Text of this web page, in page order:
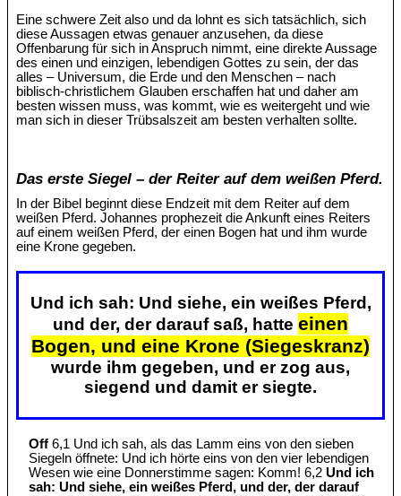
Eine schwere Zeit also und da lohnt es sich tatsächlich, sich
diese Aussagen etwas genauer anzusehen, da diese
Offenbarung für sich in Anspruch nimmt, eine direkte Aussage
des einen und einzigen, lebendigen Gottes zu sein, der das
alles – Universum, die Erde und den Menschen – nach
biblisch-christlichem Glauben erschaffen hat und daher am
besten wissen muss, was kommt, wie es weitergeht und wie
man sich in dieser Trübsalszeit am besten verhalten sollte.
Das erste Siegel – der Reiter auf dem weißen Pferd.
In der Bibel beginnt diese Endzeit mit dem Reiter auf dem
weißen Pferd. Johannes prophezeit die Ankunft eines Reiters
auf einem weißen Pferd, der einen Bogen hat und ihm wurde
eine Krone gegeben.
Und ich sah: Und siehe, ein weißes Pferd,
und der, der darauf saß, hatte einen
Bogen, und eine Krone (Siegeskranz)
wurde ihm gegeben, und er zog aus,
siegend und damit er siegte.
Off 6,1 Und ich sah, als das Lamm eins von den sieben
Siegeln öffnete: Und ich hörte eins von den vier lebendigen
Wesen wie eine Donnerstimme sagen: Komm! 6,2Und ich
sah: Und siehe, ein weißes Pferd, und der, der darauf